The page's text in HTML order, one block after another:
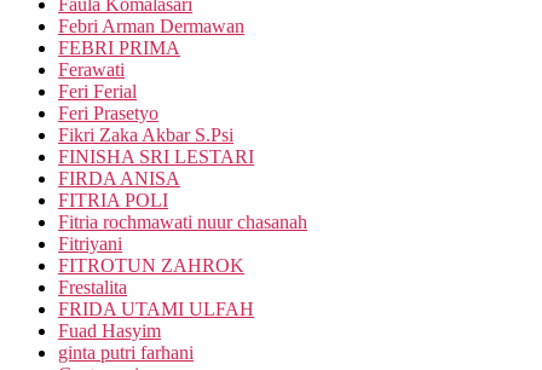
Faula Komalasari
Febri Arman Dermawan
FEBRI PRIMA
Ferawati
Feri Ferial
Feri Prasetyo
Fikri Zaka Akbar S.Psi
FINISHA SRI LESTARI
FIRDA ANISA
FITRIA POLI
Fitria rochmawati nuur chasanah
Fitriyani
FITROTUN ZAHROK
Frestalita
FRIDA UTAMI ULFAH
Fuad Hasyim
ginta putri farhani